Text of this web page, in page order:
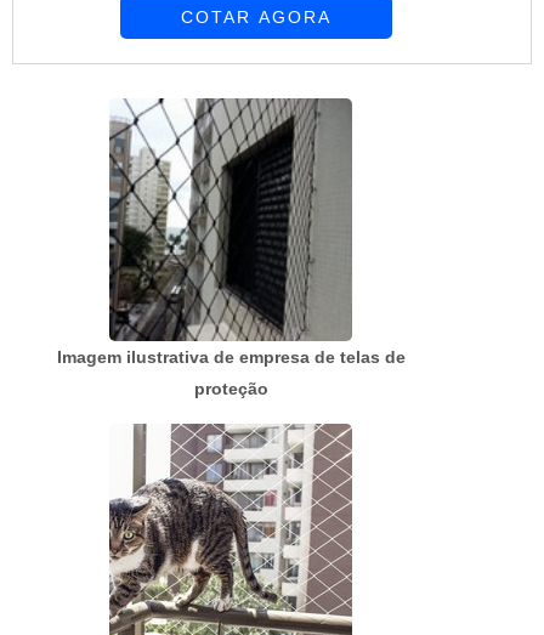
melhor mão de obra da Requinte das Telas
de cada cliente.MAIS SOBRE PREÇO TELAS E
ALAMBRADOSHá muitas maneiras eficientes de
demonstrar competência e ex...
COTAR AGORA
Imagem ilustrativa de empresa de telas de
proteção